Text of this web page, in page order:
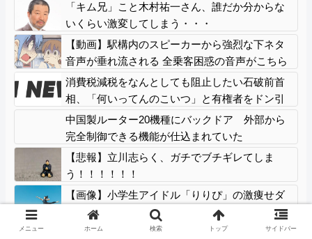
「キム兄」こと木村祐一さん、誰だか分からな
いくらい激変してしまう・・・
【動画】駅構内のスピーカーから強烈な下ネタ
音声が垂れ流される 全乗客困惑の音声がこちら
ｗｗｗｗｗｗ
消費税減税をなんとしても阻止したい石破前首
相、「何いってんのこいつ」と有権者をドン引
きさせるよな屁理屈を……
中国製ルーター20機種にバックドア 外部から
完全制御できる機能が仕込まれていた
【悲報】立川志らく、ガチでブチギレてしま
う！！！！！！
【画像】小学生アイドル「りりぴ」の激痩せダ
ンス動画にファンが『絶句』してしま
う・・・・
【マスゴミ】高木美帆の国民栄誉賞受賞の画
メニュー ホーム 検索 トップ サイドバー